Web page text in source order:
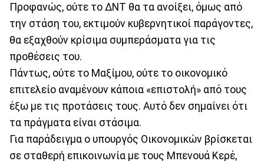
Προφανώς, ούτε το ΔΝΤ θα τα ανοίξει, όμως από
την στάση του, εκτιμούν κυβερνητικοί παράγοντες,
θα εξαχθούν κρίσιμα συμπεράσματα για τις
προθέσεις του.
Πάντως, ούτε το Μαξίμου, ούτε το οικονομικό
επιτελείο αναμένουν κάποια «επιστολή» από τους
έξω με τις προτάσεις τους. Αυτό δεν σημαίνει ότι
τα πράγματα είναι στάσιμα.
Για παράδειγμα ο υπουργός Οικονομικών βρίσκεται
σε σταθερή επικοινωνία με τους Μπενουά Κερέ,